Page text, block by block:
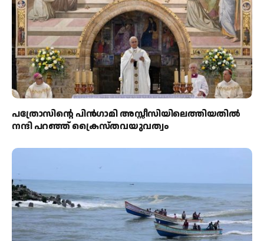
പത്രോസിന്റെ പിൻഗാമി അസ്സീസിയിലെത്തിയതിൽ
നന്ദി പറഞ്ഞ് ക്രൈസ്തവയുവത്വം